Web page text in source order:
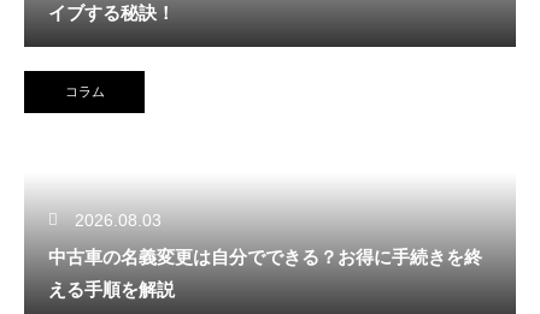
イブする秘訣！
コラム
2026.08.03
中古車の名義変更は自分でできる？お得に手続きを終
える手順を解説